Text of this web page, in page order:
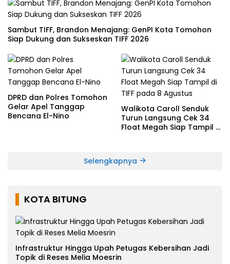
Sambut TIFF, Brandon Menajang: ​GenPI Kota Tomohon
Siap Dukung dan Sukseskan TIFF 2026
DPRD dan Polres Tomohon
Gelar Apel Tanggap
Bencana El-Nino
Walikota Caroll Senduk
Turun Langsung Cek 34
Float Megah Siap Tampil di
Selengkapnya
KOTA BITUNG
Infrastruktur Hingga Upah Petugas Kebersihan Jadi
Topik di Reses Melia Moesrin